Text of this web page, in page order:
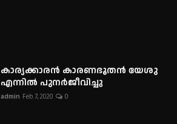
കാര്യക്കാരൻ കാരണഭൂതൻ യേശു
എന്നിൽ പുനർജീവിച്ചു
admin Feb 7, 2020 0